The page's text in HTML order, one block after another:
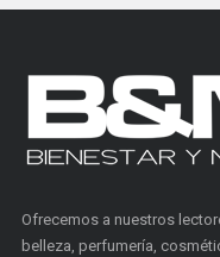
Ofrecemos a nuestros
belleza, perfumería,